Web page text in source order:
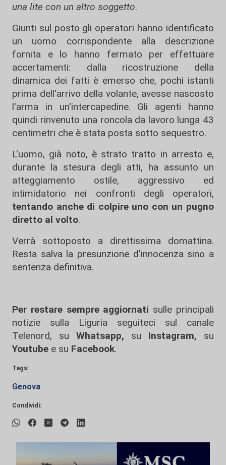
una lite con un altro soggetto.
Giunti sul posto gli operatori hanno identificato
un uomo corrispondente alla descrizione
fornita e lo hanno fermato per effettuare
accertamenti: dalla ricostruzione della
dinamica dei fatti è emerso che, pochi istanti
prima dell'arrivo della volante, avesse nascosto
l'arma in un'intercapedine. Gli agenti hanno
quindi rinvenuto una roncola da lavoro lunga 43
centimetri che è stata posta sotto sequestro.
L'uomo, già noto, è strato tratto in arresto e,
durante la stesura degli atti, ha assunto un
atteggiamento ostile, aggressivo ed
intimidatorio nei confronti degli operatori,
tentando anche di colpire uno con un pugno
diretto al volto.
Verrà sottoposto a direttissima domattina.
Resta salva la presunzione d’innocenza sino a
sentenza definitiva.
Per restare sempre aggiornati sulle principali
notizie sulla Liguria seguiteci sul canale
Telenord, su
Whatsapp, su Instagram, su
Youtube e su Facebook.
Tags:
Genova
Condividi: